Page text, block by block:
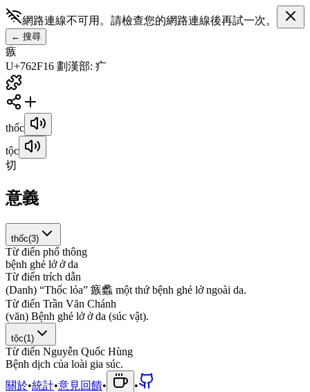
網路連線不可用。請檢查您的網路連線後再試一次。
← 搜尋
瘯
U+762F16 劃漢部: 疒
thốc
tộc
切
意義
thốc(3)
Từ điển phổ thông
bệnh ghẻ lở ở da
Từ điển trích dẫn
(Danh) “Thốc lỏa” 瘯蠡 một thứ bệnh ghẻ lở ngoài da.
Từ điển Trần Văn Chánh
(văn) Bệnh ghẻ lở ở da (súc vật).
tộc(1 )
Từ điển Nguyễn Quốc Hùng
Bệnh dịch của loài gia súc.
關於•統計•意見回饋•
•